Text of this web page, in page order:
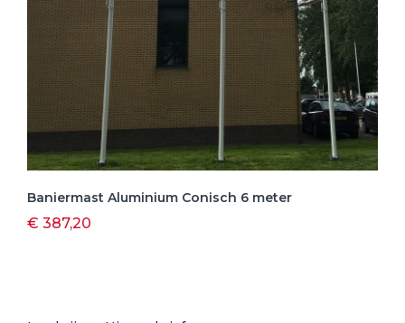
Baniermast Aluminium Conisch 6 meter
€ 387,20